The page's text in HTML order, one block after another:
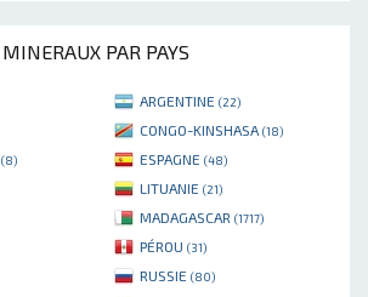
MINERAUX PAR PAYS
ARGENTINE (22)
CONGO-KINSHASA (18)
(8) ESPAGNE (48)
LITUANIE (21)
MADAGASCAR (1717)
PÉROU (31)
RUSSIE (80)